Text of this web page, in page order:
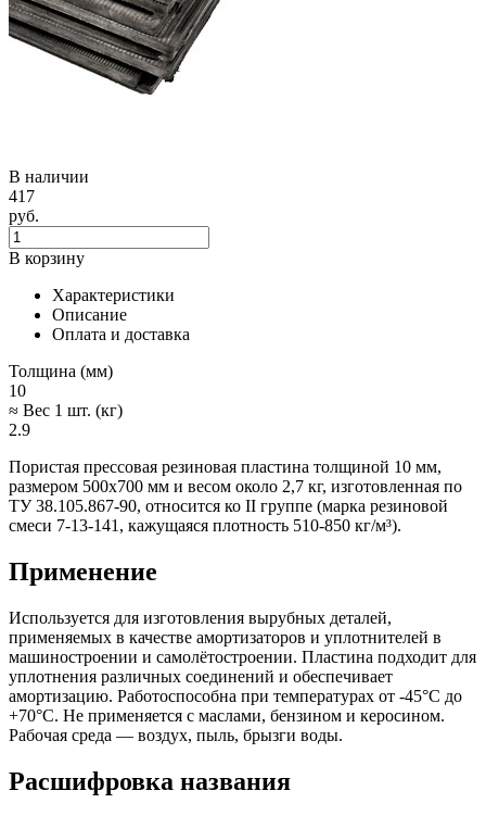
В наличии
417
руб.
В корзину
Характеристики
Описание
Оплата и доставка
Толщина (мм)
10
≈ Вес 1 шт. (кг)
2.9
Пористая прессовая резиновая пластина толщиной 10 мм,
размером 500х700 мм и весом около 2,7 кг, изготовленная по
ТУ 38.105.867-90, относится ко II группе (марка резиновой
смеси 7-13-141, кажущаяся плотность 510-850 кг/м³).
Применение
Используется для изготовления вырубных деталей,
применяемых в качестве амортизаторов и уплотнителей в
машиностроении и самолётостроении. Пластина подходит для
уплотнения различных соединений и обеспечивает
амортизацию. Работоспособна при температурах от -45°С до
+70°С. Не применяется с маслами, бензином и керосином.
Рабочая среда — воздух, пыль, брызги воды.
Расшифровка названия